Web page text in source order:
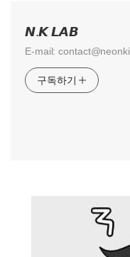
𝙉.𝙆 𝙇𝘼𝘽
E-mail:
구독하기